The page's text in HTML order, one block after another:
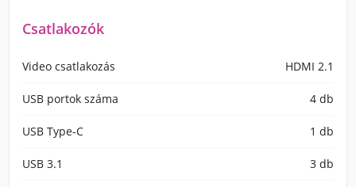
Csatlakozók
Video csatlakozás HDMI 2.1
USB portok száma 4 db
USB Type-C 1 db
USB 3.1 3 db